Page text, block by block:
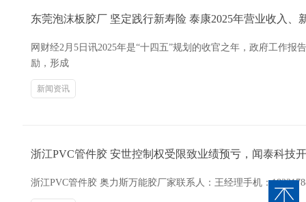
东莞泡沫板胶厂 坚定践行新寿险 泰康2025年营业收入、
网财经2月5日讯2025年是“十四五”规划的收官之年，政府工作
励，形成
新闻资讯
浙江PVC管件胶 安世控制权受限致业绩预亏，闻泰科技
浙江PVC管件胶 奥力斯万能胶厂家联系人：王经理手机：